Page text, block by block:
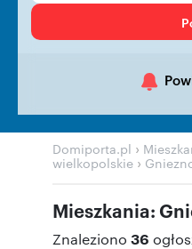
Domiporta.pl ›
wielkopolskie ›
Mieszkania:
Znaleziono 36